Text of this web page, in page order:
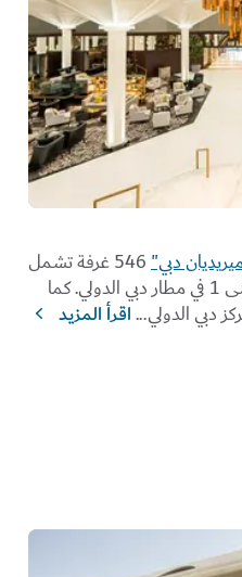
دبي"
546 غرفة تشمل
14 جناحاً ويقع بالقرب من المبنى 1 في مطار دبي الدولي. كما
...اقرأ المزيد